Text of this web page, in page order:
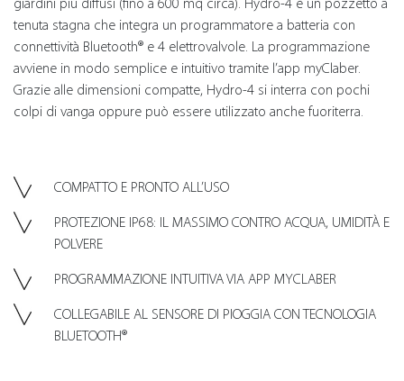
giardini più diffusi (fino a 600 mq circa). Hydro-4 è un pozzetto a
tenuta stagna che integra un programmatore a batteria con
connettività Bluetooth® e 4 elettrovalvole. La programmazione
avviene in modo semplice e intuitivo tramite l’app myClaber.
Grazie alle dimensioni compatte, Hydro-4 si interra con pochi
colpi di vanga oppure può essere utilizzato anche fuoriterra.
COMPATTO E PRONTO ALL’USO
PROTEZIONE IP68: IL MASSIMO CONTRO ACQUA, UMIDITÀ E
POLVERE
PROGRAMMAZIONE INTUITIVA VIA APP MYCLABER
COLLEGABILE AL SENSORE DI PIOGGIA CON TECNOLOGIA
BLUETOOTH®